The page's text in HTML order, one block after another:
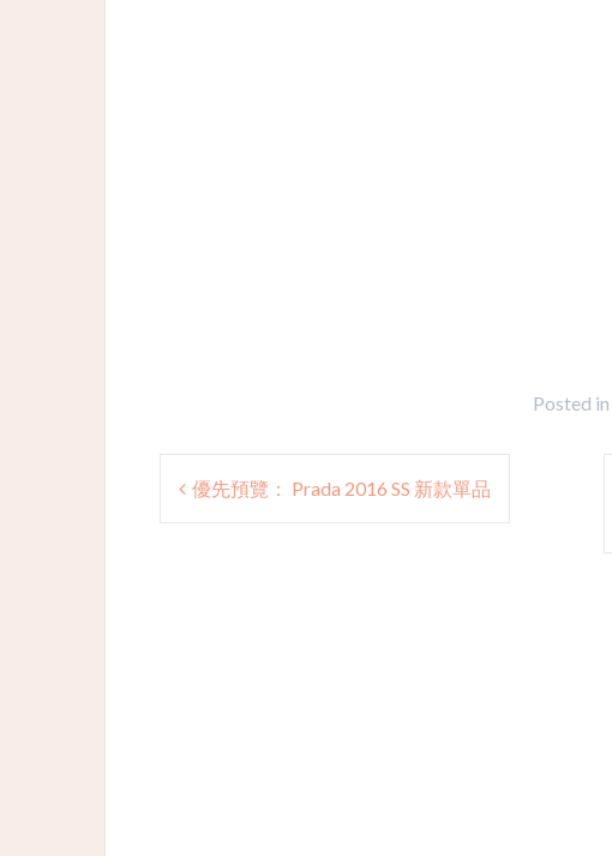
Posted in
Post
navigation
優先預覽： Prada 2016 SS 新款單品